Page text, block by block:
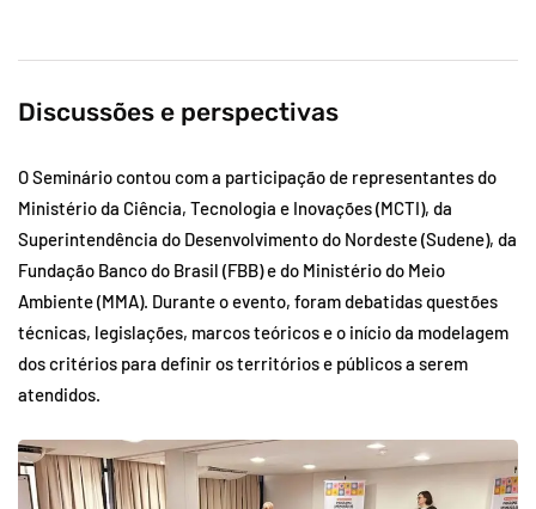
Discussões e perspectivas
O Seminário contou com a participação de representantes do
Ministério da Ciência, Tecnologia e Inovações (MCTI), da
Superintendência do Desenvolvimento do Nordeste (Sudene), da
Fundação Banco do Brasil (FBB) e do Ministério do Meio
Ambiente (MMA). Durante o evento, foram debatidas questões
técnicas, legislações, marcos teóricos e o início da modelagem
dos critérios para definir os territórios e públicos a serem
atendidos.